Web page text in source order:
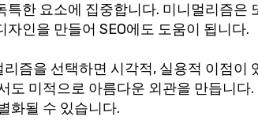
특한 요소에 집중합니다. 미니멀리즘은
인을 만들어 SEO에도 도움이 됩니다.
즘을 선택하면 시각적, 실용적 이점이
도 미적으로 아름다운 외관을 만듭니다.
화될 수 있습니다.